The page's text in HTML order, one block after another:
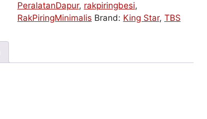
PeralatanDapur, rakpiringbesi,
RakPiringMinimalis Brand: King Star, TBS